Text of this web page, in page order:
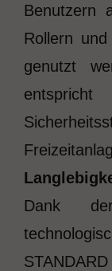
Benutzern
Rollern
genutzt
Dank